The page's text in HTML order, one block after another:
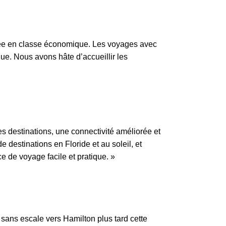
en classe économique. Les voyages avec
Nous avons hâte d’accueillir les
destinations, une connectivité améliorée et
destinations en Floride et au soleil, et
de voyage facile et pratique. »
escale vers Hamilton plus tard cette